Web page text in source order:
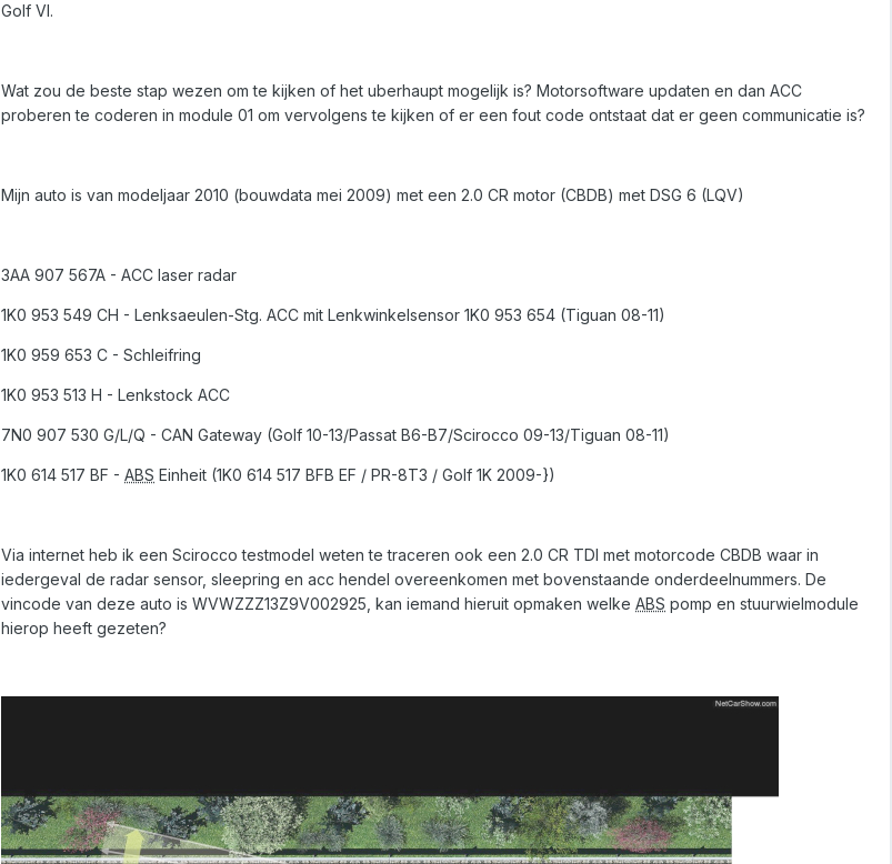
Golf VI.
Wat zou de beste stap wezen om te kijken of het uberhaupt mogelijk is? Motorsoftware updaten en dan ACC
proberen te coderen in module 01 om vervolgens te kijken of er een fout code ontstaat dat er geen communicatie is?
Mijn auto is van modeljaar 2010 (bouwdata mei 2009) met een 2.0 CR motor (CBDB) met DSG 6 (LQV)
3AA 907 567A - ACC laser radar
1K0 953 549 CH - Lenksaeulen-Stg. ACC mit Lenkwinkelsensor 1K0 953 654 (Tiguan 08-11)
1K0 959 653 C - Schleifring
1K0 953 513 H - Lenkstock ACC
7N0 907 530 G/L/Q - CAN Gateway (Golf 10-13/Passat B6-B7/Scirocco 09-13/Tiguan 08-11)
1K0 614 517 BF - ABS Einheit (1K0 614 517 BFB EF / PR-8T3 / Golf 1K 2009-})
Via internet heb ik een Scirocco testmodel weten te traceren ook een 2.0 CR TDI met motorcode CBDB waar in
iedergeval de radar sensor, sleepring en acc hendel overeenkomen met bovenstaande onderdeelnummers. De
vincode van deze auto is WVWZZZ13Z9V002925, kan iemand hieruit opmaken welke ABS pomp en stuurwielmodule
hierop heeft gezeten?